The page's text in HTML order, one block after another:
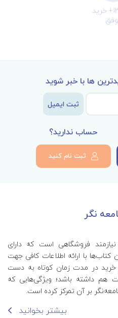
135000+ خرید
ها با خبر شوید
ثبت ایمیل
حساب ندارید؟
ثبت نام کنید
نگر
فروشگاهی است که دارای
با ارائه اطلاعات کافی جهت
در مدت زمان کوتاه به دست
هم داشته باشد؛ ویژگی‌هایی که
بر آن تمرکز کرده است.
بیشتر بخوانید